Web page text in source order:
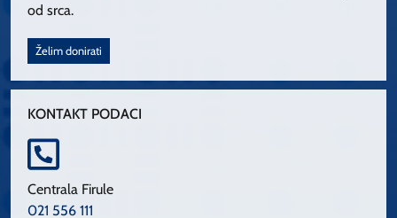
od srca.
Želim donirati
KONTAKT PODACI
Centrala Firule
021 556 111